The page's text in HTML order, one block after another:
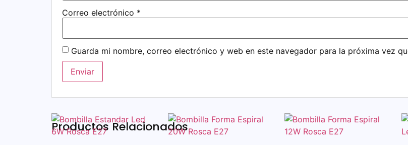
Correo electrónico *
Guarda mi nombre, correo electrónico y web en este navegador para la próxima vez
Productos Relacionados